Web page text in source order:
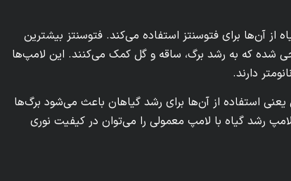
آن‌ها برای فتوسنتز استفاده می‌کند. فتوسنتز بیشترین
شده که به رشد برگ، ساقه و گل کمک می‌کنند. این لامپ‌ها
استفاده از آن‌ها برای رشد گیاهان باعث می‌شود برگ‌ها
رشد گیاه با لامپ معمولی را می‌توان در کیفیت نوری